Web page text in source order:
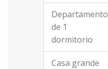
Departamento
de 1
dormitorio
Casa grande